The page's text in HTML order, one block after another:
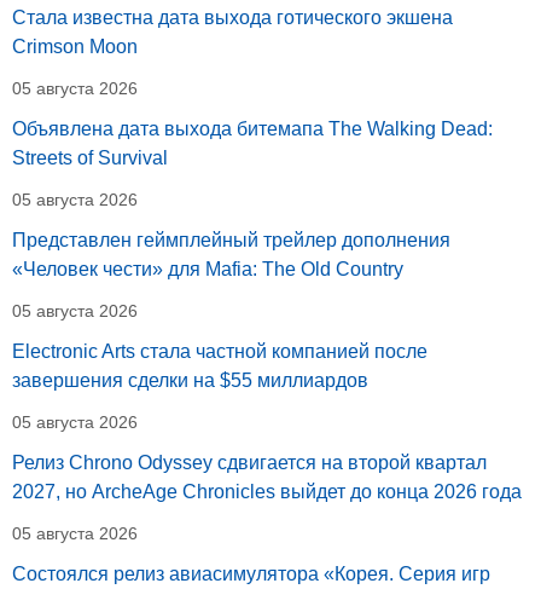
Стала известна дата выхода готического экшена
Crimson Moon
05 августа 2026
Объявлена дата выхода битемапа The Walking Dead:
Streets of Survival
05 августа 2026
Представлен геймплейный трейлер дополнения
«Человек чести» для Mafia: The Old Country
05 августа 2026
Electronic Arts стала частной компанией после
завершения сделки на $55 миллиардов
05 августа 2026
Релиз Chrono Odyssey сдвигается на второй квартал
2027, но ArcheAge Chronicles выйдет до конца 2026 года
05 августа 2026
Состоялся релиз авиасимулятора «Корея. Серия игр